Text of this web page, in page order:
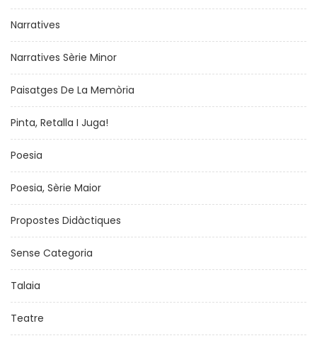
Narratives
Narratives Sèrie Minor
Paisatges De La Memòria
Pinta, Retalla I Juga!
Poesia
Poesia, Sèrie Maior
Propostes Didàctiques
Sense Categoria
Talaia
Teatre